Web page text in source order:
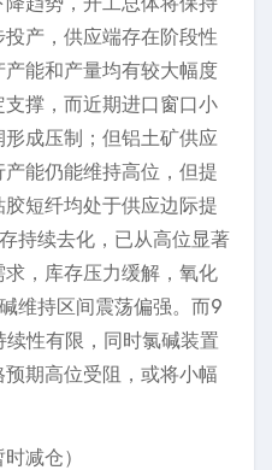
产，供应端存在阶段性
能和产量均有较大幅度
撑，而近期进口窗口小
成压制；但铝土矿供应
能仍能维持高位，但提
短纤均处于供应边际提
持续去化，已从高位显著
，库存压力缓解，氧化
维持区间震荡偏强。而9
续性有限，同时氯碱装置
期高位受阻，或将小幅
减仓）